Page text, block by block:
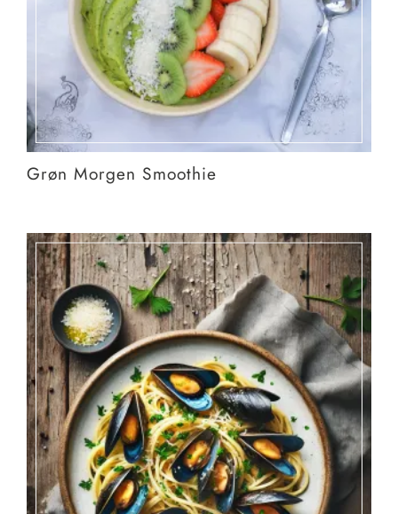
Grøn Morgen Smoothie